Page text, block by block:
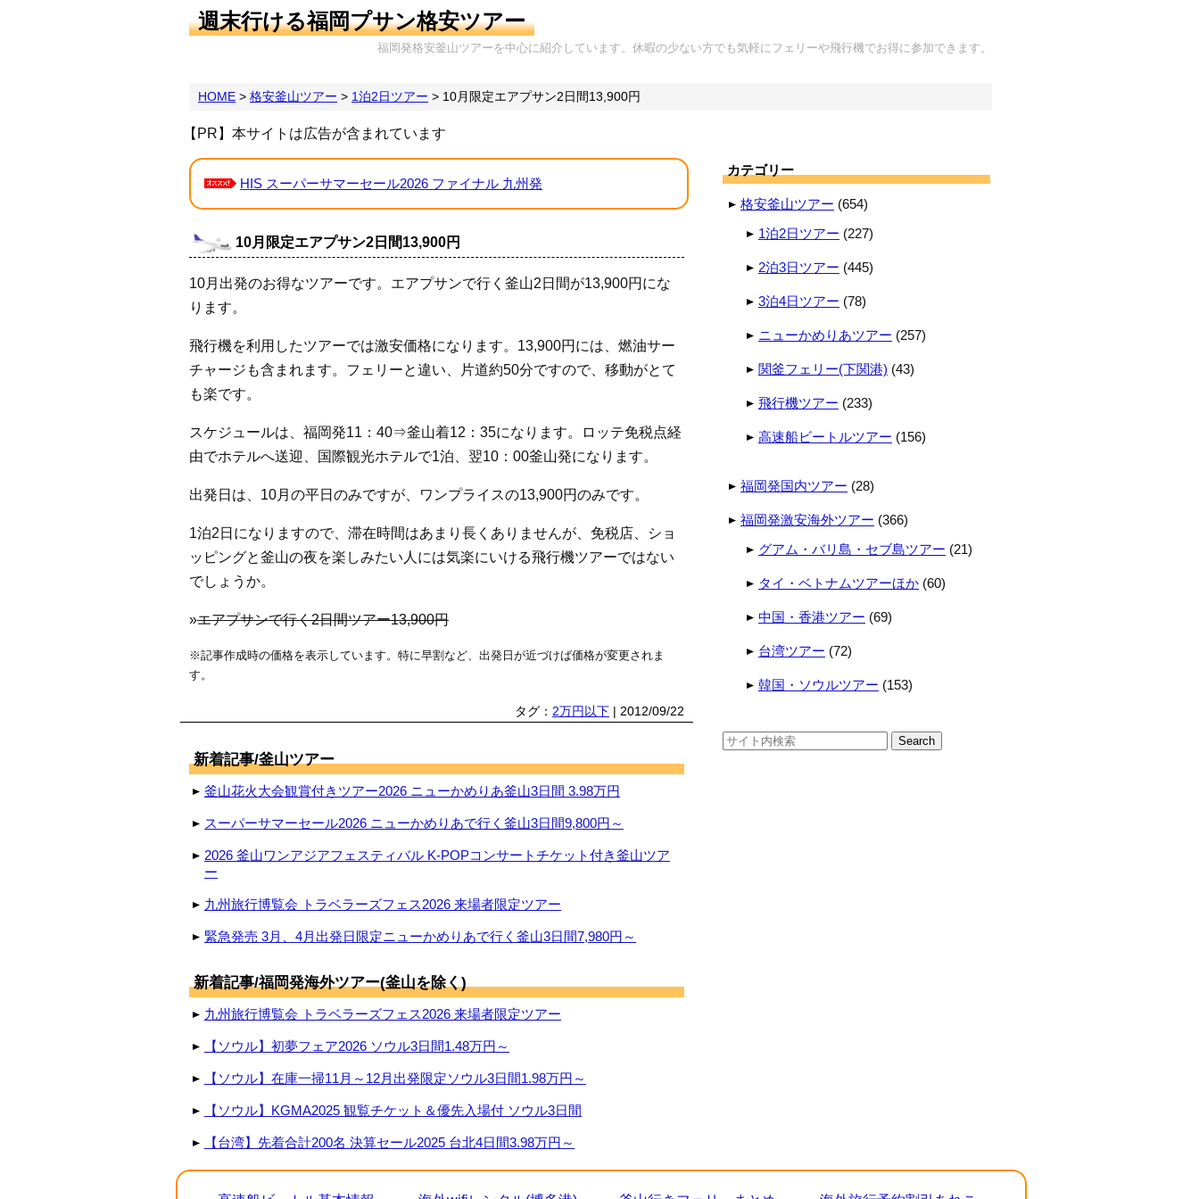
週末行ける福岡プサン格安ツアー
福岡発格安釜山ツアーを中心に紹介しています。休暇の少ない方でも気軽にフェリーや飛行機でお得に参加できます。
HOME > 格安釜山ツアー > 1泊2日ツアー > 10月限定エアプサン2日間13,900円
【PR】本サイトは広告が含まれています
HIS スーパーサマーセール2026 ファイナル 九州発
10月限定エアプサン2日間13,900円
10月出発のお得なツアーです。エアプサンで行く釜山2日間が13,900円にな
ります。
飛行機を利用したツアーでは激安価格になります。13,900円には、燃油サー
チャージも含まれます。フェリーと違い、片道約50分ですので、移動がとて
も楽です。
スケジュールは、福岡発11：40⇒釜山着12：35になります。ロッテ免税点経
由でホテルへ送迎、国際観光ホテルで1泊、翌10：00釜山発になります。
出発日は、10月の平日のみですが、ワンプライスの13,900円のみです。
1泊2日になりますので、滞在時間はあまり長くありませんが、免税店、ショ
ッピングと釜山の夜を楽しみたい人には気楽にいける飛行機ツアーではない
でしょうか。
»エアプサンで行く2日間ツアー13,900円
※記事作成時の価格を表示しています。特に早割など、出発日が近づけば価格が変更されま
す。
タグ： 2万円以下 | 2012/09/22
新着記事/釜山ツアー
釜山花火大会観賞付きツアー2026 ニューかめりあ釜山3日間 3.98万円
スーパーサマーセール2026 ニューかめりあで行く釜山3日間9,800円～
2026 釜山ワンアジアフェスティバル K-POPコンサートチケット付き釜山ツア
ー
九州旅行博覧会 トラベラーズフェス2026 来場者限定ツアー
緊急発売 3月、4月出発日限定ニューかめりあで行く釜山3日間7,980円～
新着記事/福岡発海外ツアー(釜山を除く)
九州旅行博覧会 トラベラーズフェス2026 来場者限定ツアー
【ソウル】初夢フェア2026 ソウル3日間1.48万円～
【ソウル】在庫一掃11月～12月出発限定ソウル3日間1.98万円～
【ソウル】KGMA2025 観覧チケット＆優先入場付 ソウル3日間
【台湾】先着合計200名 決算セール2025 台北4日間3.98万円～
カテゴリー
格安釜山ツアー (654)
1泊2日ツアー (227)
2泊3日ツアー (445)
3泊4日ツアー (78)
ニューかめりあツアー (257)
関釜フェリー(下関港) (43)
飛行機ツアー (233)
高速船ビートルツアー (156)
福岡発国内ツアー (28)
福岡発激安海外ツアー (366)
グアム・バリ島・セブ島ツアー (21)
タイ・ベトナムツアーほか (60)
中国・香港ツアー (69)
台湾ツアー (72)
韓国・ソウルツアー (153)
検
索: